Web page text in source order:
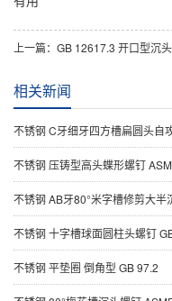
上一篇： GB 12617.3 开口型沉头抽芯铆钉 12级
相关新闻
不锈钢 C牙细牙四方槽扁圆头自
不锈钢 压铸型高头蝶形螺钉
不锈钢 AB牙80°米字槽修剪大
不锈钢 十字槽球面圆柱头螺钉
不锈钢 平垫圈 倒角型 GB 97.2